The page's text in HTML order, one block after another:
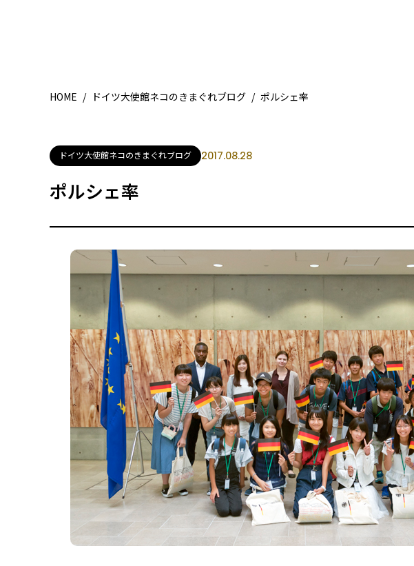
HOME / ドイツ大使館ネコのきまぐれブログ / ポルシェ率
ドイツ大使館ネコのきまぐれブログ 2017.08.28
ポルシェ率